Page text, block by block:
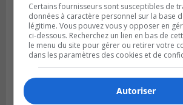
Certains fournisseurs sont susceptibles de
données à caractère personnel sur la base
légitime. Vous pouvez vous y opposer en
ci-dessous. Recherchez un lien en bas de
le menu du site pour gérer ou retirer votre
dans les paramètres des cookies et de
Autoriser